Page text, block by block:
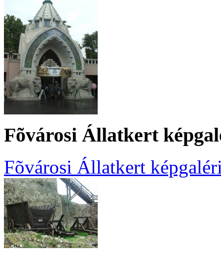
Fõvárosi Állatkert
Fõvárosi Állatkert